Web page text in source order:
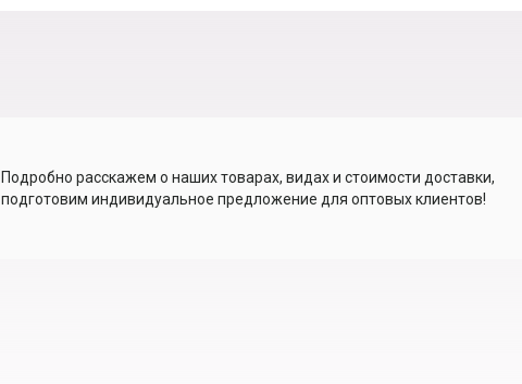
Подробно расскажем о наших товарах, видах и стоимости доставки,
подготовим индивидуальное предложение для оптовых клиентов!